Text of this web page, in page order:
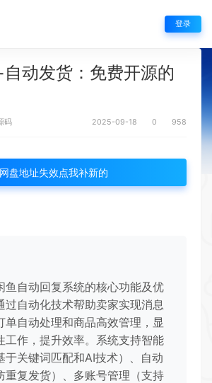
登录
动发货：免费开源的
码 2025-09-18 0 958
网盘地址失效点我补新的
鱼自动回复系统的核心功能及优
过自动化技术帮助卖家实现消息
单自动处理和商品高效管理，显
工作，提升效率。系统支持智能
于关键词匹配和AI技术）、自动
重复发货）、多账号管理（支持